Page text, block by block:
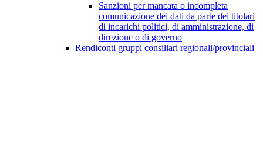
Sanzioni per mancata o incompleta
comunicazione dei dati da parte dei titolari
di incarichi politici, di amministrazione, di
direzione o di governo
Rendiconti gruppi consiliari regionali/provinciali